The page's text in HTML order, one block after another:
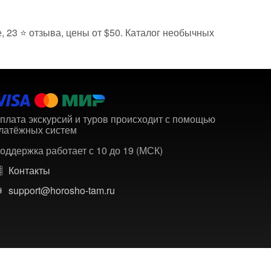
⭐ отзыва, цены от $50. Каталог необычных
экскурсий и туров происходит с помощью
систем
работает с 10 до 19 (МСК)
Контакты
support@horosho-tam.ru